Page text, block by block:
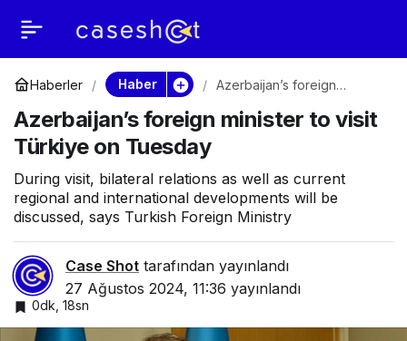
Haberler Haber
Azerbaijan’s foreign
Tuesday
Azerbaijan’s foreign minister to visit
Türkiye on Tuesday
During visit, bilateral relations as well as current
regional and international developments will be
discussed, says Turkish Foreign Ministry
Case Shot tarafından yayınlandı
27 Ağustos 2024, 11:36 yayınlandı
0dk, 18sn
Azerbaijan’s foreign
minister to visit Türkiye
on Tuesday